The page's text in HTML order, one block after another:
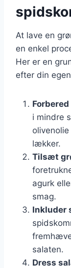
At lave en
en enkel
Her er en
efter din
i mindre
lækker.
Tilsæt
agurk
smag.
Inkluder
salaten.
Dress